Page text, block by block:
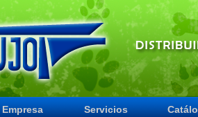
Empresa Servicios